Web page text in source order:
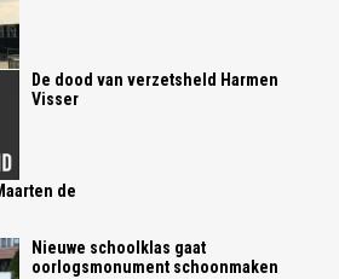
De dood van verzetsheld Harmen
Visser
de
Nieuwe schoolklas gaat
oorlogsmonument schoonmaken